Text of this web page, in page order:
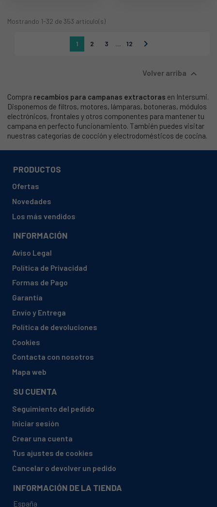
Mostrando 1-32 de 353 artículo(s)
1 2 3 … 12 
Volver arriba 
Compra recambios para campanas extractoras en Intersumi.
Disponemos de filtros, motores, lámparas, botoneras, módulos
electrónicos, frontales y otros componentes para mantener tu
campana en perfecto funcionamiento. También puedes visitar
nuestras categorías de cocción y electrodomésticos de cocina.
PRODUCTOS
Ofertas
Novedades
Los más vendidos
INFORMACIÓN
Aviso Legal
Política de Privacidad
Formas de Pago
Garantía
Envío y Entrega
Política de devoluciones
Cookies
Contacta con nosotros
Mapa web
SU CUENTA
Seguimiento del pedido
Iniciar sesión
Crear una cuenta
Tus ajustes de cookies
Cancelar o devolver un pedido
INFORMACIÓN DE LA TIENDA
España